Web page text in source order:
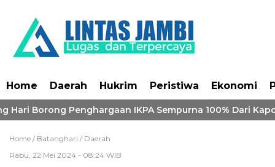
Home Daerah Hukrim Peristiwa Ekonomi
Hari Borong Penghargaan IKPA Sempurna 100% Dari
Home / Batanghari / Daerah
Rabu, 22 Mei 2024 - 08:24 WIB